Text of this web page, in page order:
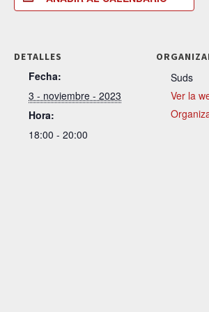
DETALLES
Fecha:
3 - noviembre - 2023
Hora:
18:00 - 20:00
Suds
Ver la